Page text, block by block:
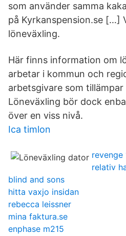
som använder samma
på Kyrkanspension.se […]
löneväxling.
Här finns information om
arbetar i kommun och
arbetsgivare som
Löneväxling bör dock
över en viss nivå.
Ica timlon
revenge
relativ
blind and sons
hitta vaxjo insidan
rebecca leissner
mina faktura.se
enphase m215